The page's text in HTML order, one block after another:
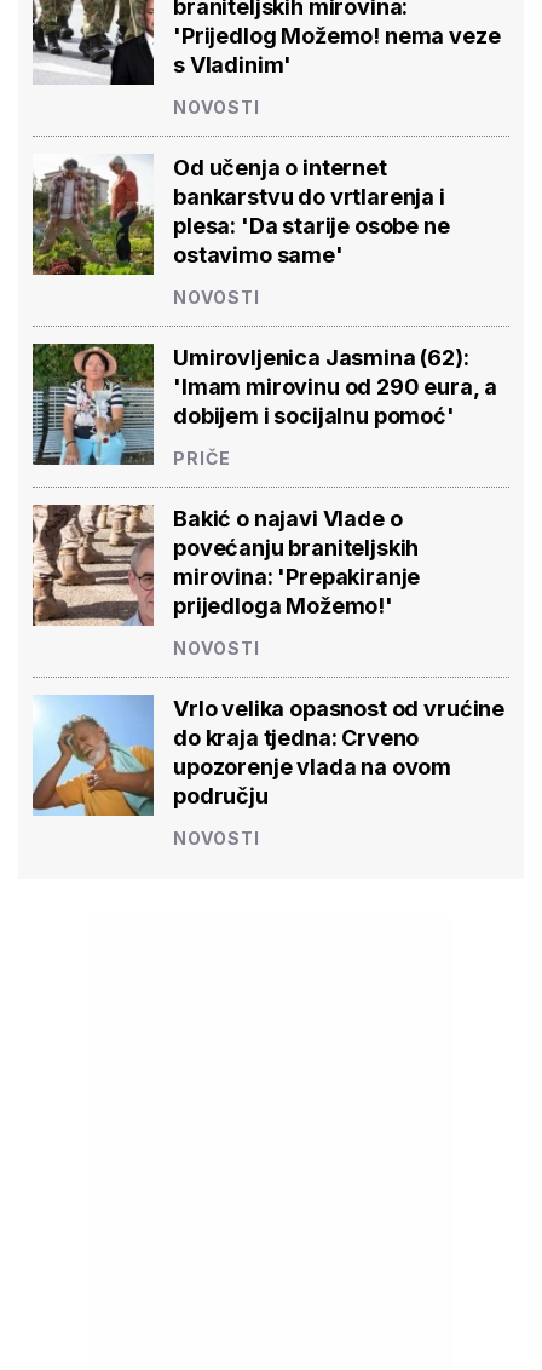
braniteljskih mirovina:
'Prijedlog Možemo! nema veze
s Vladinim'
NOVOSTI
Od učenja o internet
bankarstvu do vrtlarenja i
plesa: 'Da starije osobe ne
ostavimo same'
NOVOSTI
Umirovljenica Jasmina (62):
'Imam mirovinu od 290 eura, a
dobijem i socijalnu pomoć'
PRIČE
Bakić o najavi Vlade o
povećanju braniteljskih
mirovina: 'Prepakiranje
prijedloga Možemo!'
NOVOSTI
Vrlo velika opasnost od vrućine
do kraja tjedna: Crveno
upozorenje vlada na ovom
području
NOVOSTI